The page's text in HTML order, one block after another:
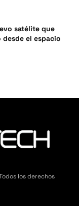
satélite que
el espacio
los derechos